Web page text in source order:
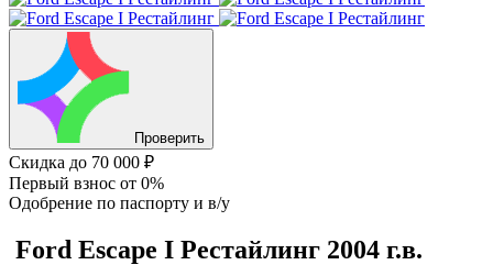
Проверить
Скидка до 70 000 ₽
Первый взнос от 0%
Одобрение по паспорту и в/у
Ford Escape I Рестайлинг 2004 г.в.